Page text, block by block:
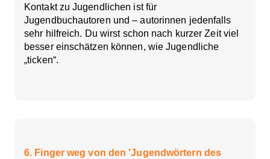
Kontakt zu Jugendlichen ist für
Jugendbuchautoren und – autorinnen jedenfalls
sehr hilfreich. Du wirst schon nach kurzer Zeit viel
besser einschätzen können, wie Jugendliche
„ticken“.
6. Finger weg von den 'Jugendwörtern des